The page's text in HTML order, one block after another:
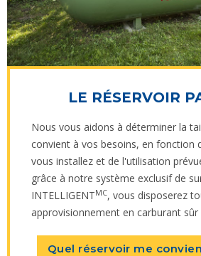
LE RÉSERVOIR
Nous vous aidons à déterminer la
convient à vos besoins, en fonction
vous installez et de l'utilisation
grâce à notre système exclusif de
INTELLIGENTMC, vous disposerez
approvisionnement en carburant sûr
Quel réservoir me